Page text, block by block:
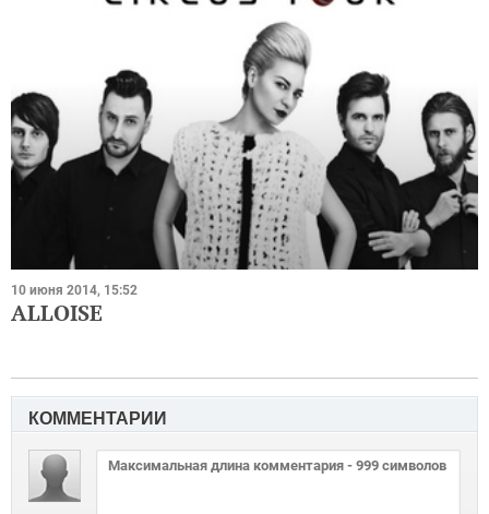
10 июня 2014, 15:52
ALLOISE
КОММЕНТАРИИ